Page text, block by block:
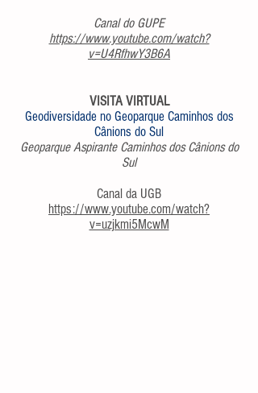
Canal do GUPE
https://www.youtube.com/watch?
v=U4RfhwY3B6A
VISITA VIRTUAL
Geodiversidade no Geoparque Caminhos dos
Cânions do Sul
Geoparque Aspirante Caminhos dos Cânions do
Sul
Canal da UGB
https://www.youtube.com/watch?
v=uzjkmi5McwM